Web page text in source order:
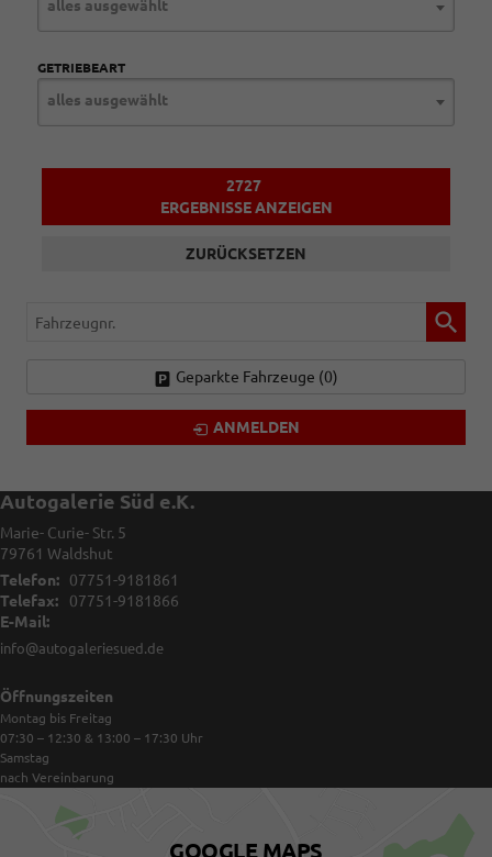
alles ausgewählt
GETRIEBEART
alles ausgewählt
2727
ERGEBNISSE ANZEIGEN
ZURÜCKSETZEN
Fahrzeugnr.
Geparkte Fahrzeuge (0)
ANMELDEN
Autogalerie Süd e.K.
Marie- Curie- Str. 5
79761 Waldshut
Telefon:
07751-9181861
Telefax:
07751-9181866
E-Mail:
info@autogaleriesued.de
Öffnungszeiten
Montag bis Freitag
07:30 – 12:30 & 13:00 – 17:30 Uhr
Samstag
nach Vereinbarung
GOOGLE MAPS